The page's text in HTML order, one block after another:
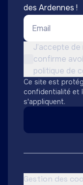
des Ardennes !
Email *
Conditions
Non cochée
J’accepte
confirme
politique de
Ce site est
confidentialité et
s'appliquent.
Gestion des